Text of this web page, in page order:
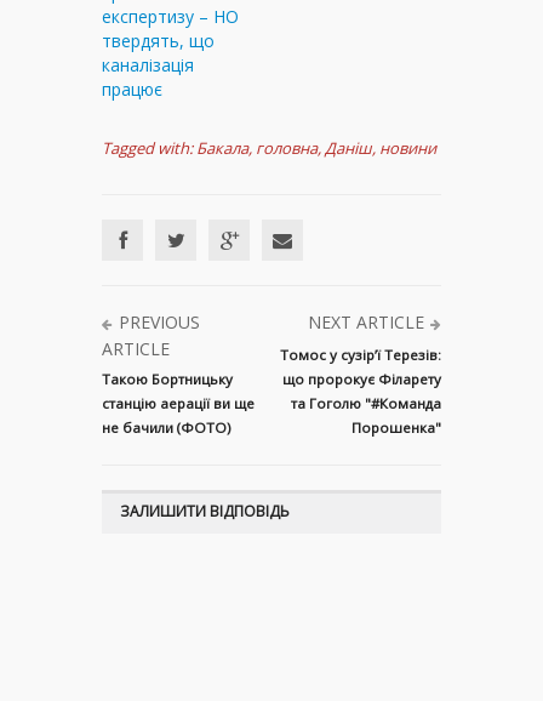
експертизу – НО
твердять, що
каналізація
працює
Tagged with: Бакала, головна,Даніш, новини
PREVIOUS
ARTICLE
Такою Бортницьку
станцію аерації ви ще
не бачили (ФОТО)
NEXT ARTICLE
Томос у сузір’ї Терезів:
що пророкує Філарету
та Гоголю "#Команда
Порошенка"
ЗАЛИШИТИ ВІДПОВІДЬ